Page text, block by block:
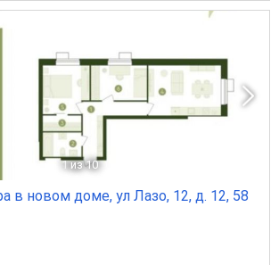
1 из 10
в новом доме, ул Лазо, 12, д. 12, 58